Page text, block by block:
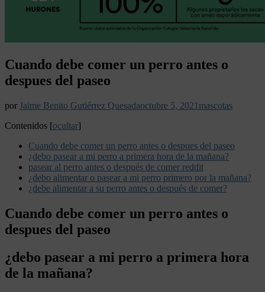
Cuando debe comer un perro antes o
despues del paseo
por Jaime Benito Gutiérrez Quesadaoctubre 5, 2021 mascotas
Contenidos [ocultar]
Cuando debe comer un perro antes o despues del paseo
¿debo pasear a mi perro a primera hora de la mañana?
pasear al perro antes o después de comer reddit
¿debo alimentar o pasear a mi perro primero por la mañana?
¿debe alimentar a su perro antes o después de comer?
Cuando debe comer un perro antes o
despues del paseo
¿debo pasear a mi perro a primera hora
de la mañana?